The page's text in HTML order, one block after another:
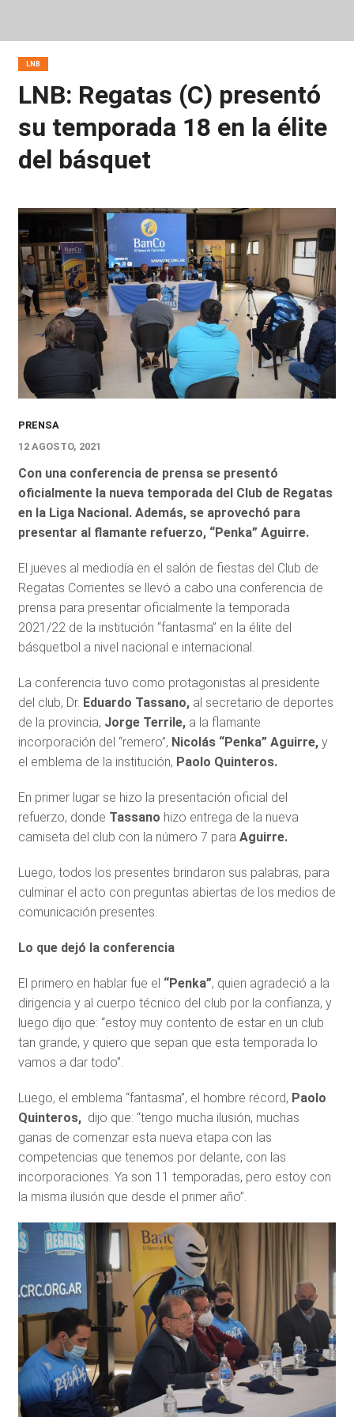
LNB
LNB: Regatas (C) presentó
su temporada 18 en la élite
del básquet
PRENSA
12 AGOSTO, 2021
Con una conferencia de prensa se presentó
oficialmente la nueva temporada del Club de Regatas
en la Liga Nacional. Además, se aprovechó para
presentar al flamante refuerzo, “Penka” Aguirre.
El jueves al mediodía en el salón de fiestas del Club de
Regatas Corrientes se llevó a cabo una conferencia de
prensa para presentar oficialmente la temporada
2021/22 de la institución “fantasma” en la élite del
básquetbol a nivel nacional e internacional.
La conferencia tuvo como protagonistas al presidente
del club, Dr. Eduardo Tassano, al secretario de deportes
de la provincia, Jorge Terrile, a la flamante
incorporación del “remero”, Nicolás “Penka” Aguirre, y
el emblema de la institución, Paolo Quinteros.
En primer lugar se hizo la presentación oficial del
refuerzo, donde Tassano hizo entrega de la nueva
camiseta del club con la número 7 para Aguirre.
Luego, todos los presentes brindaron sus palabras, para
culminar el acto con preguntas abiertas de los medios de
comunicación presentes.
Lo que dejó la conferencia
El primero en hablar fue el “Penka”, quien agradeció a la
dirigencia y al cuerpo técnico del club por la confianza, y
luego dijo que: “estoy muy contento de estar en un club
tan grande, y quiero que sepan que esta temporada lo
vamos a dar todo”.
Luego, el emblema “fantasma”, el hombre récord, Paolo
Quinteros, dijo que: “tengo mucha ilusión, muchas
ganas de comenzar esta nueva etapa con las
competencias que tenemos por delante, con las
incorporaciones. Ya son 11 temporadas, pero estoy con
la misma ilusión que desde el primer año”.